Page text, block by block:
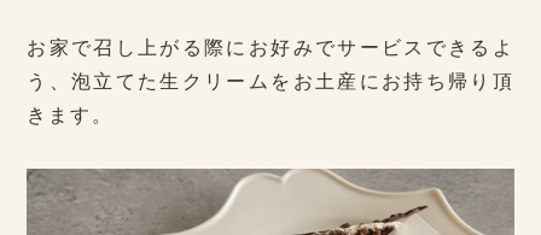
お家で召し上がる際にお好みでサービスできるよ
う、泡立てた生クリームをお土産にお持ち帰り頂
きます。